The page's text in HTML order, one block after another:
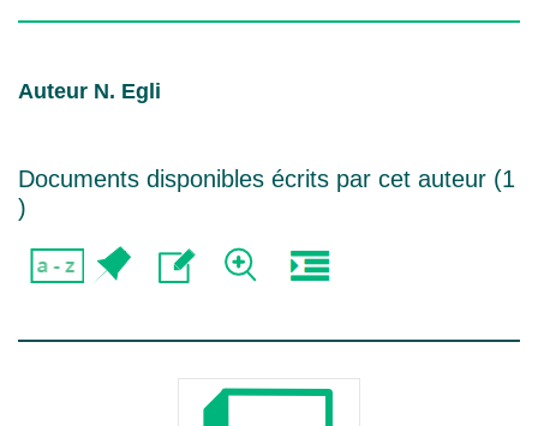
Auteur N. Egli
Documents disponibles écrits par cet auteur (1
)